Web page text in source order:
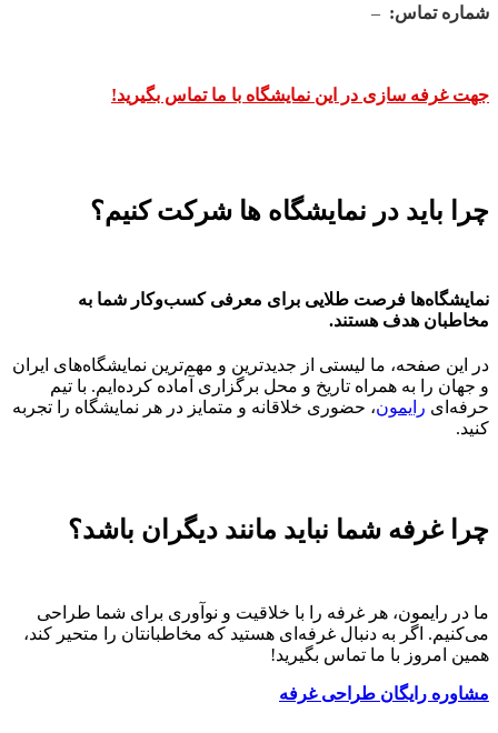
شماره تماس: –
جهت غرفه سازی در این نمایشگاه با ما تماس بگیرید!
چرا باید در نمایشگاه ها شرکت کنیم؟
نمایشگاه‌ها فرصت طلایی برای معرفی کسب‌وکار شما به
مخاطبان هدف هستند.
در این صفحه، ما لیستی از جدیدترین و مهم‌ترین نمایشگاه‌های ایران
و جهان را به همراه تاریخ و محل برگزاری آماده کرده‌ایم. با تیم
حرفه‌ای رایمون، حضوری خلاقانه و متمایز در هر نمایشگاه را تجربه
کنید.
چرا غرفه شما نباید مانند دیگران باشد؟
ما در رایمون، هر غرفه را با خلاقیت و نوآوری برای شما طراحی
می‌کنیم. اگر به دنبال غرفه‌ای هستید که مخاطبانتان را متحیر کند،
همین امروز با ما تماس بگیرید!
مشاوره رایگان طراحی غرفه